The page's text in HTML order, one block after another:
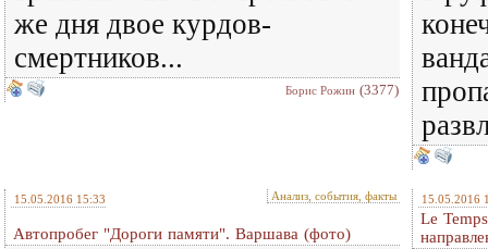
же дня двое курдов-
смертников...
Борис Рожин (3377)
15.05.2016 15:33 Анализ, события, факты
Автопробег "Дороги памяти". Варшава (фото)
15.05.2016
Le